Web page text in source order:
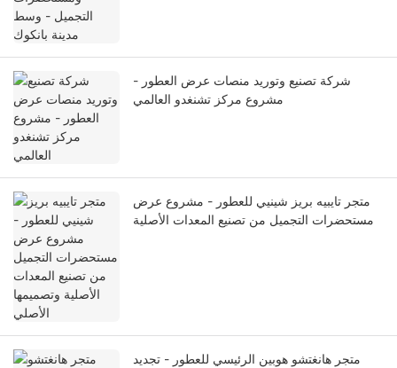
شركة تصنيع وتوريد منصات عرض العطور -
مشروع مركز تشنغدو العالمي
متجر تايبيه بريز شينيي للعطور - مشروع عرض
مستحضرات التجميل من تصنيع المعدات الأصلية
متجر هانغتشو هوبين الرئيسي للعطور - تجديد